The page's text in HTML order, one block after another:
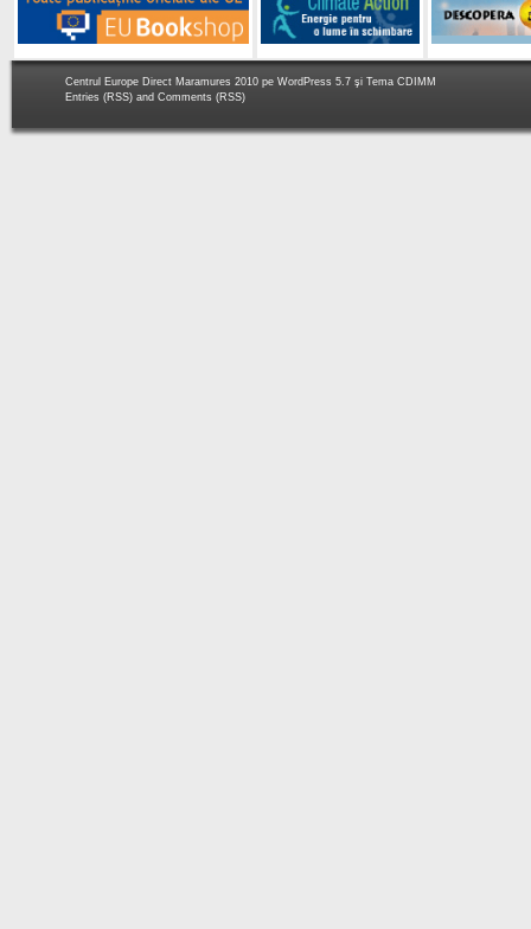
Centrul Europe Direct Maramures 2010 pe WordPress 5.7 şi Tema CDIMM
Entries (RSS) and Comments (RSS)